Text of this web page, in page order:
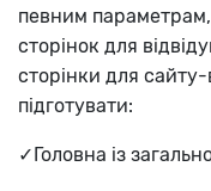
певним
сторінок для
сторінки для сайту-
підготувати:
✓Головна із